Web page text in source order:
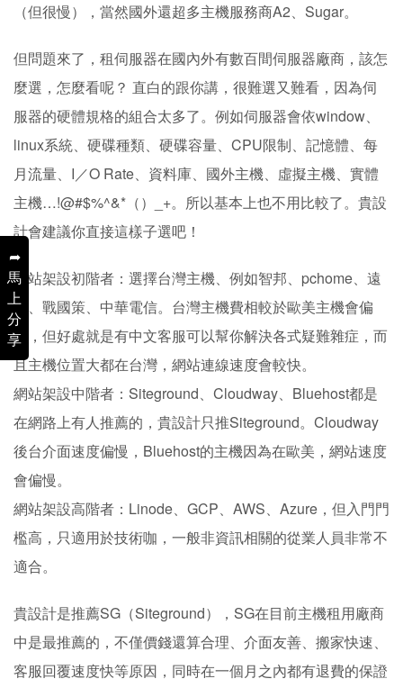
➦
馬
上
分
享
（但很慢），當然國外還超多主機服務商A2、Sugar。
但問題來了，租伺服器在國內外有數百間伺服器廠商，該怎
麼選，怎麼看呢？ 直白的跟你講，很難選又難看，因為伺
服器的硬體規格的組合太多了。例如伺服器會依window、
linux系統、硬碟種類、硬碟容量、CPU限制、記憶體、每
月流量、I／O Rate、資料庫、國外主機、虛擬主機、實體
主機…!@#$%^&*（）_+。所以基本上也不用比較了。貴設
計會建議你直接這樣子選吧！
網站架設初階者：選擇台灣主機、例如智邦、pchome、遠
振、戰國策、中華電信。台灣主機費相較於歐美主機會偏
貴，但好處就是有中文客服可以幫你解決各式疑難雜症，而
且主機位置大都在台灣，網站連線速度會較快。
網站架設中階者：Siteground、Cloudway、Bluehost都是
在網路上有人推薦的，貴設計只推Siteground。Cloudway
後台介面速度偏慢，Bluehost的主機因為在歐美，網站速度
會偏慢。
網站架設高階者：Linode、GCP、AWS、Azure，但入門門
檻高，只適用於技術咖，一般非資訊相關的從業人員非常不
適合。
貴設計是推薦SG（Siteground），SG在目前主機租用廠商
中是最推薦的，不僅價錢還算合理、介面友善、搬家快速、
客服回覆速度快等原因，同時在一個月之內都有退費的保證